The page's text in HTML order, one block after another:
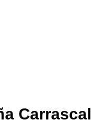
Carrascal